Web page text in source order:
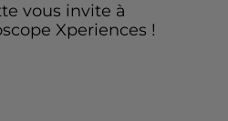
vous invite à
Xperiences !